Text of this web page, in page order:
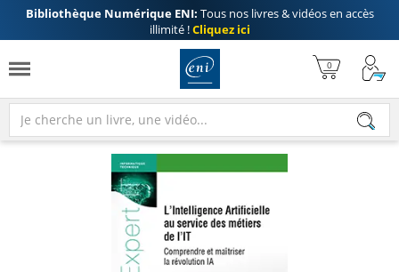
Bibliothèque Numérique ENI: Tous nos livres & vidéos en accès
illimité !Cliquez ici